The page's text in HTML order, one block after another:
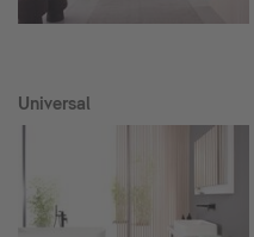
Universal